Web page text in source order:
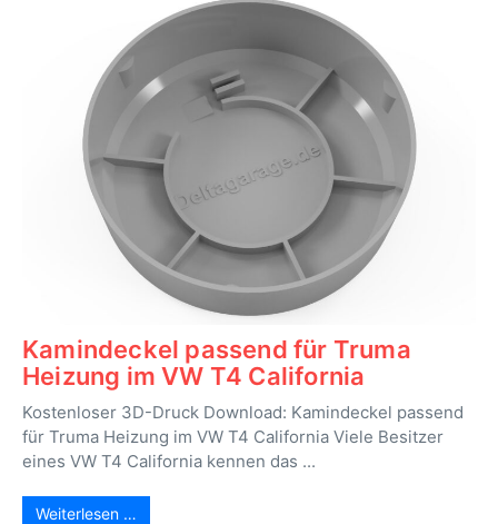
Kamindeckel passend für Truma
Heizung im VW T4 California
Kostenloser 3D-Druck Download: Kamindeckel passend
für Truma Heizung im VW T4 California Viele Besitzer
eines VW T4 California kennen das ...
Weiterlesen …